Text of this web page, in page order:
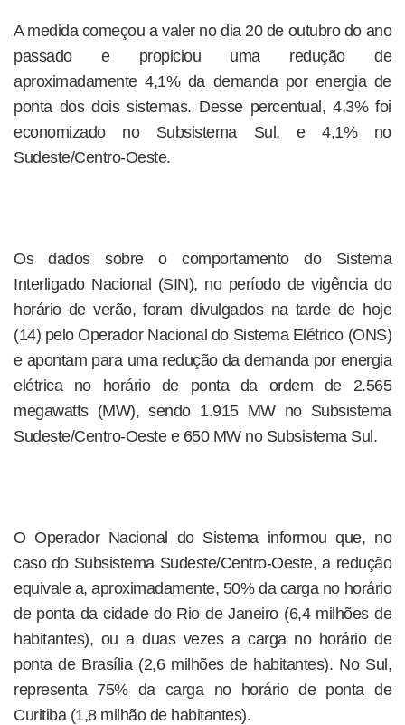
A medida começou a valer no dia 20 de outubro do ano
passado e propiciou uma redução de
aproximadamente 4,1% da demanda por energia de
ponta dos dois sistemas. Desse percentual, 4,3% foi
economizado no Subsistema Sul, e 4,1% no
Sudeste/Centro-Oeste.
Os dados sobre o comportamento do Sistema
Interligado Nacional (SIN), no período de vigência do
horário de verão, foram divulgados na tarde de hoje
(14) pelo Operador Nacional do Sistema Elétrico (ONS)
e apontam para uma redução da demanda por energia
elétrica no horário de ponta da ordem de 2.565
megawatts (MW), sendo 1.915 MW no Subsistema
Sudeste/Centro-Oeste e 650 MW no Subsistema Sul.
O Operador Nacional do Sistema informou que, no
caso do Subsistema Sudeste/Centro-Oeste, a redução
equivale a, aproximadamente, 50% da carga no horário
de ponta da cidade do Rio de Janeiro (6,4 milhões de
habitantes), ou a duas vezes a carga no horário de
ponta de Brasília (2,6 milhões de habitantes). No Sul,
representa 75% da carga no horário de ponta de
Curitiba (1,8 milhão de habitantes).